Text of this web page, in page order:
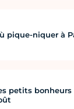
pique-niquer à
petits bonheurs